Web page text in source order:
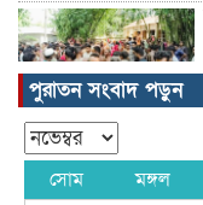
পুরাতন সংবাদ পড়ুন
সোম মঙ্গল